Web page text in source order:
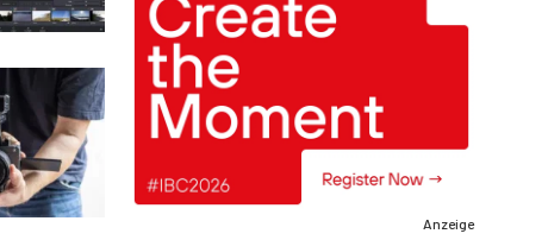
Anzeige